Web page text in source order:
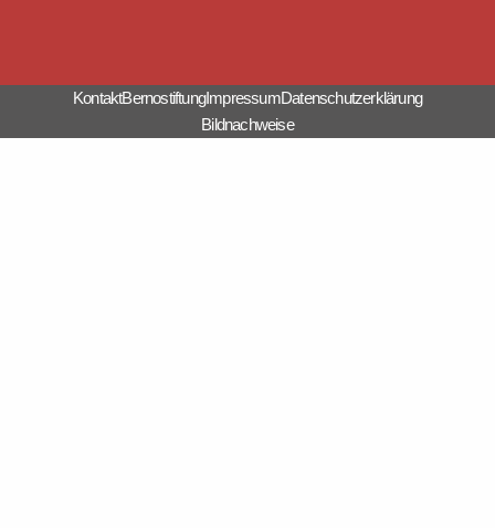
KontaktBernostiftungImpressumDatenschutzerklärung
Bildnachweise